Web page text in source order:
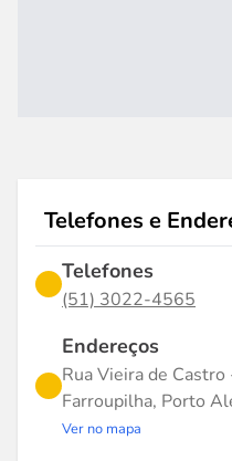
Telefones e
Telefones
(51) 3022-4565
Endereços
Rua Vieira de
Farroupilha, Porto
Ver no mapa